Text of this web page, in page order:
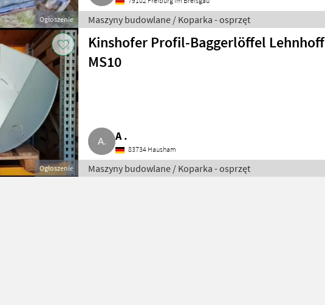
Ogłoszenie Maszyny budowlane / Koparka - osprzęt
Ogłoszenie
Kinshofer Profil-Baggerlöffel Lehnhoff
MS10
A .
83734 Hausham
Maszyny budowlane / Koparka - osprzęt